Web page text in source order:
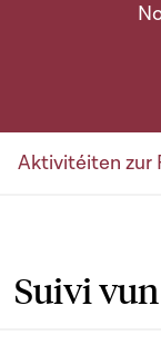
Aktivitéiten zur
Suivi